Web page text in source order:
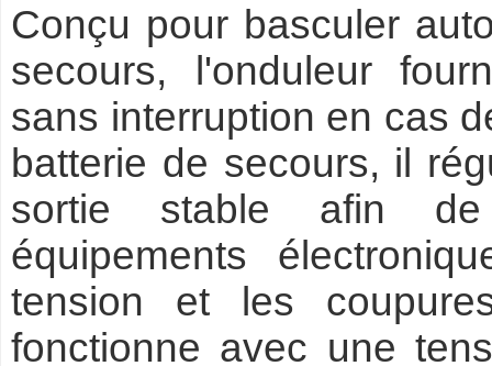
Conçu pour basculer
secours, l'onduleur
sans interruption en cas
batterie de secours, il
sortie stable afin de
équipements
tension et les
fonctionne avec une